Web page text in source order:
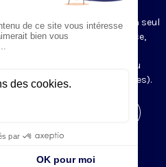
du Milieu du Jour regroupe, en
«au milieu du jour» et en un seul
heures monastiques de Tierce,
None. Il permet à l’Église de
son Seigneur entre l’office du
et l’office du soir (Vêpres).